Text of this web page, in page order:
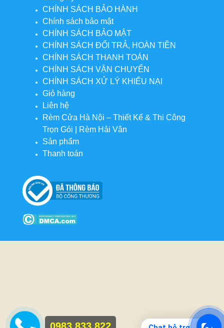
CHÍNH SÁCH BẢO HÀNH
Chính sách bảo mật
CHÍNH SÁCH BẢO MẬT
CHÍNH SÁCH ĐỔI TRẢ, HOÀN TIỀN
CHÍNH SÁCH THANH TOÁN
CHÍNH SÁCH VẬN CHUYỂN
CHÍNH SÁCH XỬ LÝ KHIẾU NẠI
Giỏ hàng
Liên hệ
Rèm Cửa Hà Nội – Thiết Kế & Thi Công
Trọn Gói | Rèm Hải Vân
Sản phẩm
Thanh toán